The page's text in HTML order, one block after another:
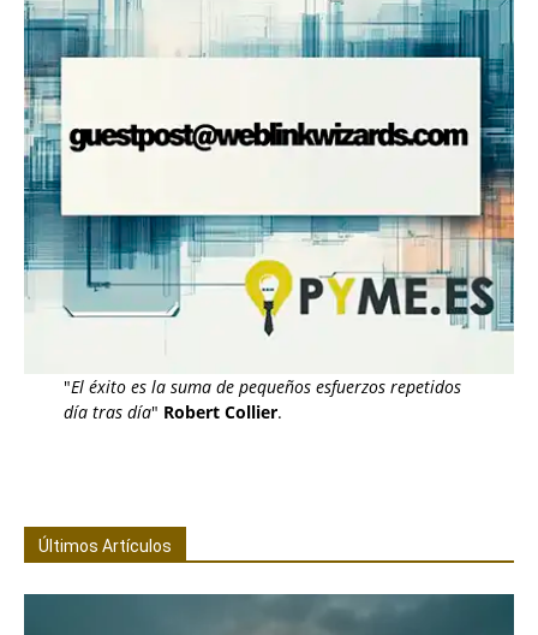
"El éxito es la suma de pequeños esfuerzos repetidos
día tras día" Robert Collier.
Últimos Artículos